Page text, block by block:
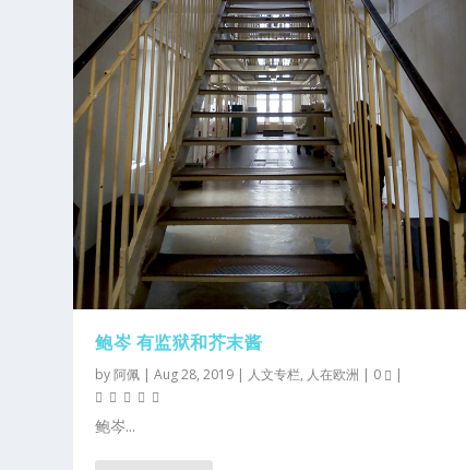
鲍岑 有监狱和芥末酱
by阿佩 |Aug 28, 2019 | 人文专栏, 人在欧洲 | 0 |
鲍岑...